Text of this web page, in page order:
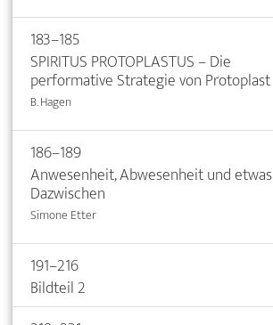
183–185
SPIRITUS PROTOPLASTUS – Die
performative Strategie von Protoplast
B. Hagen
186–189
Anwesenheit, Abwesenheit und etwas
Dazwischen
Simone Etter
191–216
Bildteil 2